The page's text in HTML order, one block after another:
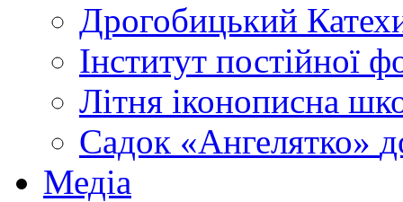
Дрогобицький
Інститут постійної
Літня іконописна
Садок «Ангелятко»
Медіа